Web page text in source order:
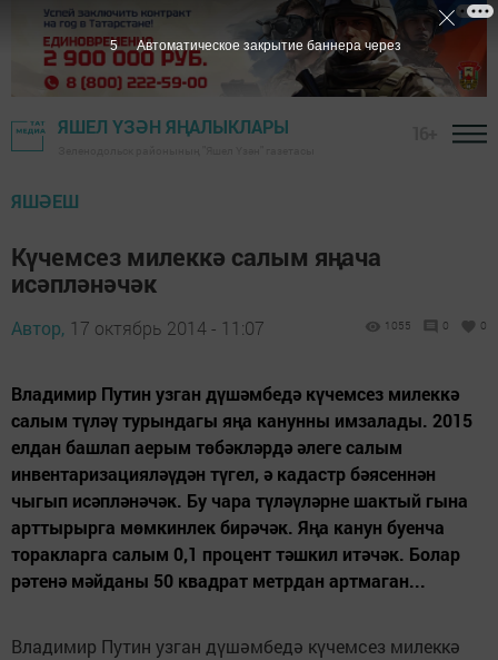
ЯШЕЛ ҮЗӘН ЯҢАЛЫКЛАРЫ
ЯШӘЕШ
Күчемсез милеккә салым яңача
исәпләнәчәк
Автор, 17 октябрь 2014 - 11:07 1055 0 0
Владимир Путин узган дүшәмбедә күчемсез милеккә
салым түләү турындагы яңа канунны имзалады. 2015
елдан башлап аерым төбәкләрдә әлеге салым
инвентаризацияләүдән түгел, ә кадастр бәясеннән
чыгып исәп­ләнәчәк. Бу чара түләүләрне шактый гына
арттырырга мөмкинлек бирәчәк. Яңа канун буенча
торакларга салым 0,1 процент тәшкил итәчәк. Болар
рәтенә мәйданы 50 квадрат метрдан артмаган...
Владимир Путин узган дүшәмбедә күчемсез милеккә
4 Автоматическое закрытие баннера через